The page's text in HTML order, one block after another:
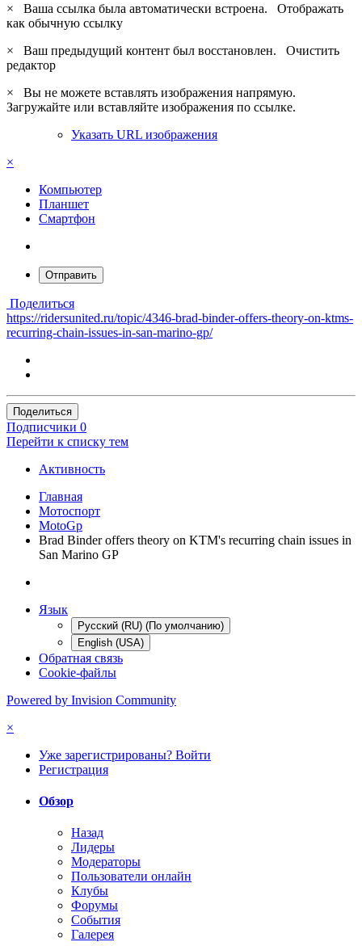
×
Ваша ссылка была автоматически встроена. Отображать
как обычную ссылку
×
Ваш предыдущий контент был восстановлен. Очистить
редактор
×
Вы не можете вставлять изображения напрямую.
Загружайте или вставляйте изображения по ссылке.
Указать URL изображения
×
Компьютер
Планшет
Смартфон
Отправить
Поделиться
https://ridersunited.ru/topic/4346-brad-binder-offers-theory-on-ktms-
recurring-chain-issues-in-san-marino-gp/
Поделиться
Подписчики 0
Перейти к списку тем
Активность
Главная
Мотоспорт
MotoGp
Brad Binder offers theory on KTM's recurring chain issues in
San Marino GP
Язык
Русский (RU) (По умолчанию)
English (USA)
Обратная связь
Cookie-файлы
Powered by Invision Community
×
Уже зарегистрированы? Войти
Регистрация
Обзор
Назад
Лидеры
Модераторы
Пользователи онлайн
Клубы
Форумы
События
Галерея